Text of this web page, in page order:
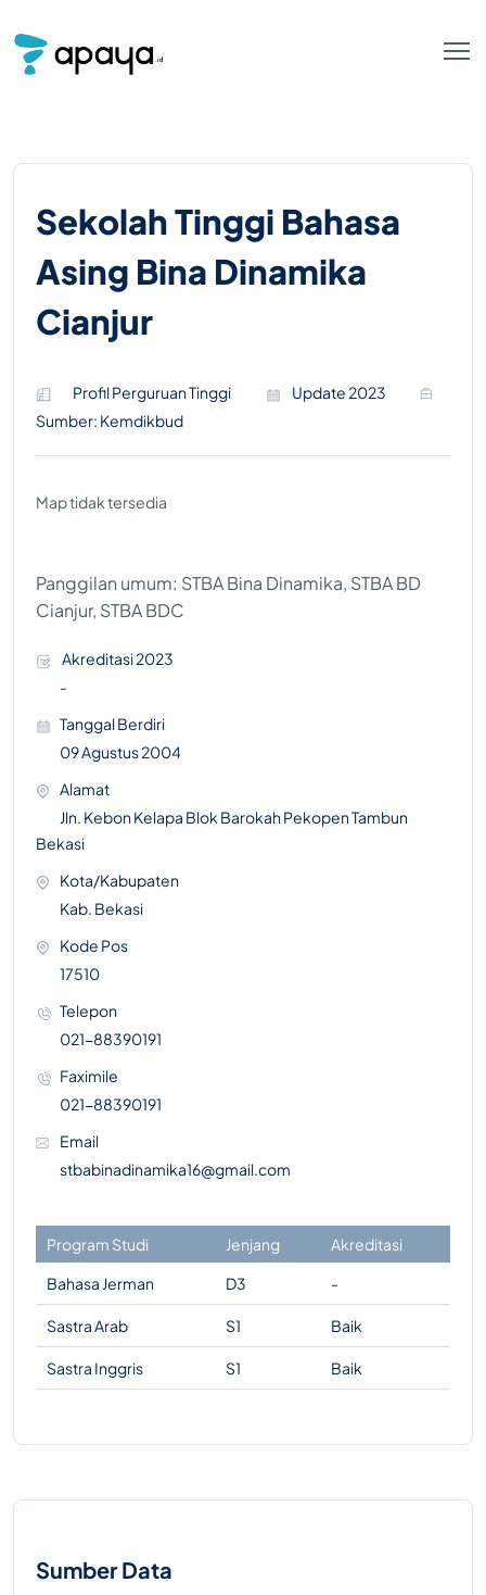
Sekolah Tinggi Bahasa
Asing Bina Dinamika
Cianjur
Profil Perguruan Tinggi
Update 2023
Sumber: Kemdikbud
Map tidak tersedia
Panggilan umum: STBA Bina Dinamika, STBA BD
Cianjur, STBA BDC
Akreditasi 2023
-
Tanggal Berdiri
09 Agustus 2004
Alamat
Jln. Kebon Kelapa Blok Barokah Pekopen Tambun
Bekasi
Kota/Kabupaten
Kab. Bekasi
Kode Pos
17510
Telepon
021-88390191
Faximile
021-88390191
Email
stbabinadinamika16@gmail.com
Program Studi Jenjang
Akreditasi
Bahasa Jerman
D3 -
Sastra Arab S1 Baik
Sastra Inggris S1 Baik
Sumber Data